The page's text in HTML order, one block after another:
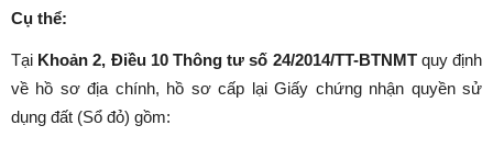
Cụ thể:
Tại Khoản 2, Điều 10 Thông tư số 24/2014/TT-BTNMTquy định
về hồ sơ địa chính, hồ sơ cấp lại Giấy chứng nhận quyền sử
dụng đất (Sổ đỏ) gồm: